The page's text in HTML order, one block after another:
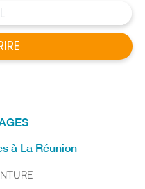
à La Réunion